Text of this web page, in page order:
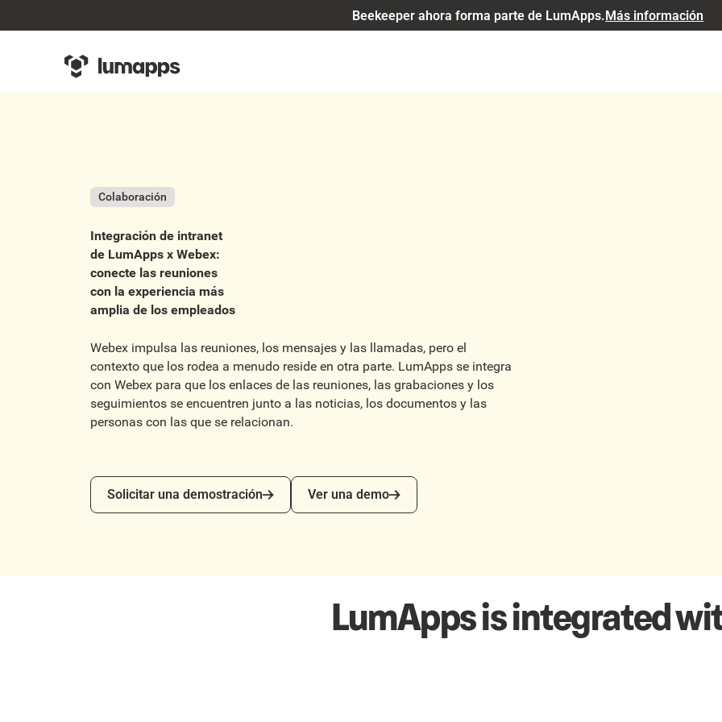
Beekeeper ahora forma parte de LumApps.Más información
Colaboración
Integración de intranet
de LumApps x Webex:
conecte las reuniones
con la experiencia más
amplia de los empleados
Webex impulsa las reuniones, los mensajes y las llamadas, pero el
contexto que los rodea a menudo reside en otra parte. LumApps se integra
con Webex para que los enlaces de las reuniones, las grabaciones y los
seguimientos se encuentren junto a las noticias, los documentos y las
personas con las que se relacionan.
Solicitar una demostración
Solicitar una demostración
Ver una demo
Ver una demo
LumApps is integrated